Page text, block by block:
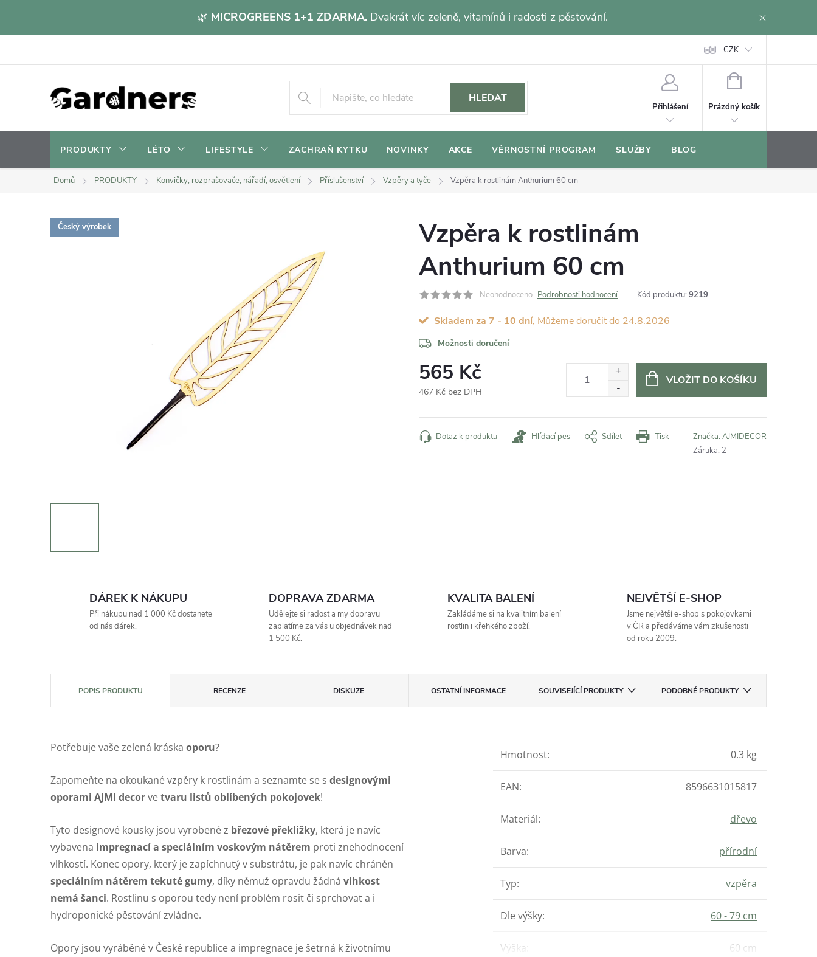
🌿 MICROGREENS 1+1 ZDARMA. Dvakrát víc zeleně, vitamínů i radosti z pěstování.
CZK
HLEDAT
Přihlášení
NÁKUPNÍ
Prázdný košík
PRODUKTY LÉTO LIFESTYLE ZACHRAŇ KYTKU NOVINKY AKCE VĚRNOSTNÍ PROGRAM SLUŽBY BLOG
Domů PRODUKTY Konvičky, rozprašovače, nářadí, osvětlení Příslušenství Vzpěry a tyče Vzpěra k rostlinám Anthurium 60 cm
Český výrobek
Vzpěra k rostlinám
Anthurium 60 cm
Neohodnoceno Podrobnosti hodnocení Kód produktu: 9219
Skladem za 7 - 10 dní 24.8.2026
Možnosti doručení
565 Kč
467 Kč bez DPH
cena:
VLOŽIT DO KOŠÍKU
Tisk
Dotaz k produktu Hlídací pes Sdílet Značka: AJMIDECOR
Záruka: 2
DÁREK K NÁKUPU
Při nákupu nad 1 000 Kč dostanete
od nás dárek.
DOPRAVA ZDARMA
Udělejte si radost a my dopravu
zaplatíme za vás u objednávek nad
1 500 Kč.
KVALITA BALENÍ
Zakládáme si na kvalitním balení
rostlin i křehkého zboží.
NEJVĚTŠÍ E-SHOP
Jsme největší e-shop s pokojovkami
v ČR a předáváme vám zkušenosti
od roku 2009.
POPIS PRODUKTU RECENZE DISKUZE OSTATNÍ INFORMACE SOUVISEJÍCÍ PRODUKTY PODOBNÉ PRODUKTY
Potřebuje vaše zelená kráska oporu?
Zapomeňte na okoukané vzpěry k rostlinám a seznamte se s designovými
oporami AJMI decorvetvaru listů oblíbených pokojovek!
Tyto designové kousky jsou vyrobené z březové překližky, která je navíc
vybavena impregnací a speciálním voskovým nátěrem proti znehodnocení
vlhkostí. Konec opory, který je zapíchnutý v substrátu, je pak navíc chráněn
speciálním nátěrem tekuté gumy, díky němuž opravdu žádná vlhkost
nemá šanci. Rostlinu s oporou tedy není problém rosit či sprchovat a i
hydroponické pěstování zvládne.
Opory jsou vyráběné v České republice a impregnace je šetrná k životnímu
Hmotnost: 0.3 kg
EAN: 8596631015817
Materiál: dřevo
Barva: přírodní
Typ: vzpěra
Dle výšky: 60 - 79 cm
Výška: 60 cm